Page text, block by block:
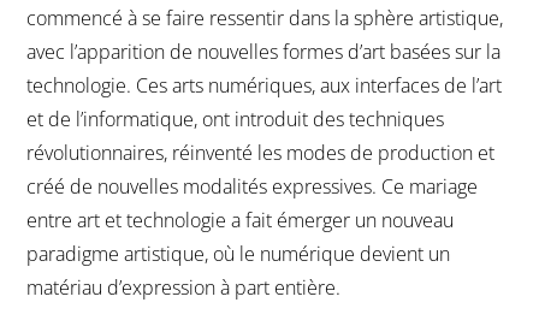
commencé à se faire ressentir dans la sphère artistique,
avec l’apparition de nouvelles formes d’art basées sur la
technologie. Ces arts numériques, aux interfaces de l’art
et de l’informatique, ont introduit des techniques
révolutionnaires, réinventé les modes de production et
créé de nouvelles modalités expressives. Ce mariage
entre art et technologie a fait émerger un nouveau
paradigme artistique, où le numérique devient un
matériau d’expression à part entière.